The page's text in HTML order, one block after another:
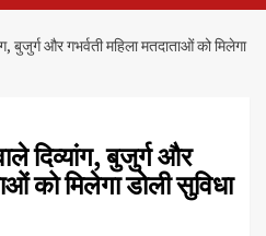
बुजुर्ग और गभर्वती महिला मतदाताओं को मिलेगा
दिव्यांग, बुजुर्ग और
को मिलेगा डोली सुविधा